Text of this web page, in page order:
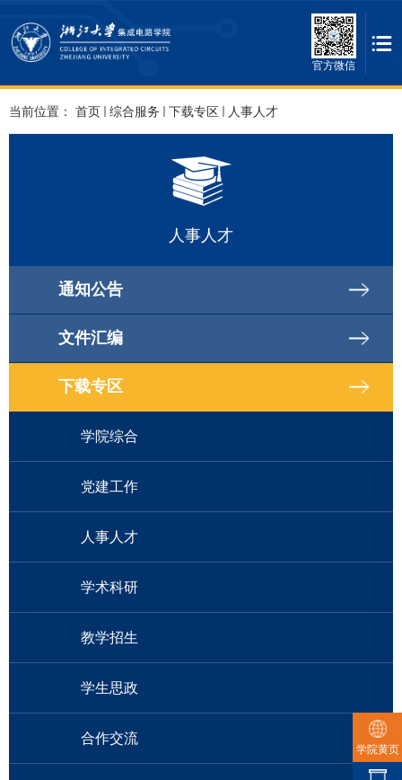
官方微信
当前位置： 首页 综合服务 下载专区 人事人才
人事人才
通知公告
文件汇编
下载专区
学院综合
党建工作
人事人才
学术科研
教学招生
学生思政
合作交流
学院黄页